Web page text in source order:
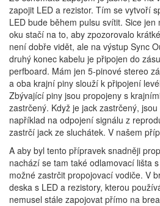
zapojit LED a rezistor. Tím se vytvoří
LED bude během pulsu svítit. Sice
oku stačí na to, aby zpozorovalo
není dobře vidět, ale na výstup Sync
druhý konec kabelu je připojen do
perfboard. Mám jen 5-pinové stereo
a oba krajní piny slouží k připojení
Zbývající piny jsou propojeny s
zastrčený. Když je jack zastrčený,
například na odpojení signálu z
zastrčí jack ze sluchátek. V našem
A aby byl tento přípravek snadněji
nachází se tam také odlamovací lišta
možné zastrčit propojovací vodiče. V
deska s LED a rezistory, kterou
nemusel stále zapojovat přímo na